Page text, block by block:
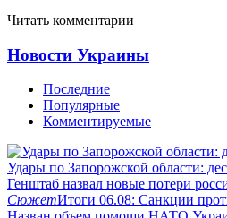
Читать комментарии
Новости Украины
Последние
Популярные
Комментируемые
Удары по Запорожской области:
Генштаб назвал новые потери
СюжетИтоги 06.08: Санкции